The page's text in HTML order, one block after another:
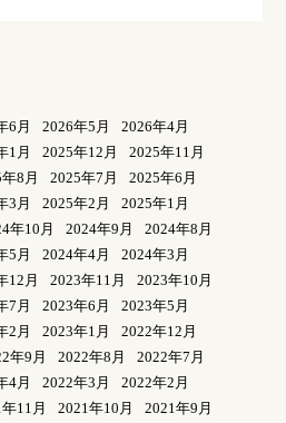
6月 2026年5月
2026年4月
1月 2025年12月
2025年11月
8月 2025年7月
2025年6月
3月 2025年2月
2025年1月
年10月 2024年9月
2024年8月
5月 2024年4月
2024年3月
12月 2023年11月
2023年10月
7月 2023年6月
2023年5月
2月 2023年1月
2022年12月
年9月 2022年8月
2022年7月
4月 2022年3月
2022年2月
11月 2021年10月 2021年9月